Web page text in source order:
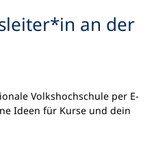
an der
Volkshochschule per E-
Ideen für Kurse und dein